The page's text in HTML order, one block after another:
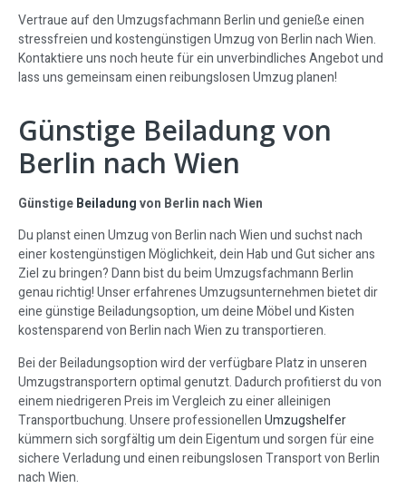
Vertraue auf den Umzugsfachmann Berlin und genieße einen
stressfreien und kostengünstigen Umzug von Berlin nach Wien.
Kontaktiere uns noch heute für ein unverbindliches Angebot und
lass uns gemeinsam einen reibungslosen Umzug planen!
Günstige Beiladung von
Berlin nach Wien
GünstigeBeiladungvon Berlin nach Wien
Du planst einen Umzug von Berlin nach Wien und suchst nach
einer kostengünstigen Möglichkeit, dein Hab und Gut sicher ans
Ziel zu bringen? Dann bist du beim Umzugsfachmann Berlin
genau richtig! Unser erfahrenes Umzugsunternehmen bietet dir
eine günstige Beiladungsoption, um deine Möbel und Kisten
kostensparend von Berlin nach Wien zu transportieren.
Bei der Beiladungsoption wird der verfügbare Platz in unseren
Umzugstransportern optimal genutzt. Dadurch profitierst du von
einem niedrigeren Preis im Vergleich zu einer alleinigen
Transportbuchung. Unsere professionellenUmzugshelfer
kümmern sich sorgfältig um dein Eigentum und sorgen für eine
sichere Verladung und einen reibungslosen Transport von Berlin
nach Wien.